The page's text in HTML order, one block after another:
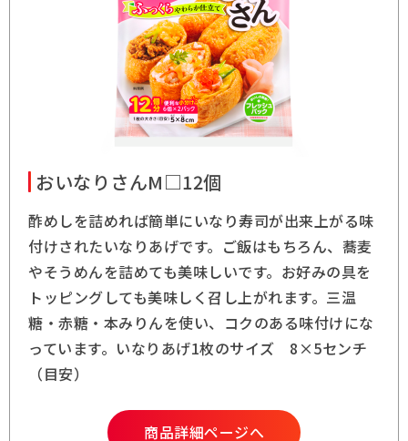
おいなりさんM□12個
酢めしを詰めれば簡単にいなり寿司が出来上がる味
付けされたいなりあげです。ご飯はもちろん、蕎麦
やそうめんを詰めても美味しいです。お好みの具を
トッピングしても美味しく召し上がれます。三温
糖・赤糖・本みりんを使い、コクのある味付けにな
っています。いなりあげ1枚のサイズ 8×5センチ
（目安）
商品詳細ページへ